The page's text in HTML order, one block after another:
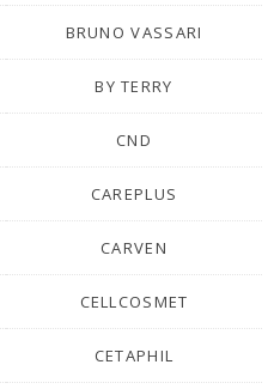
BRUNO VASSARI
BY TERRY
CND
CAREPLUS
CARVEN
CELLCOSMET
CETAPHIL